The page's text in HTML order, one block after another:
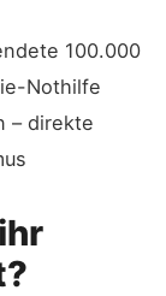
100.000
Nothilfe
– direkte